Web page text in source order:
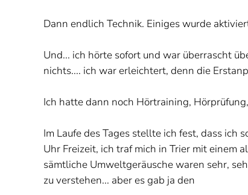
Dann endlich Technik. Einiges wurde
Und... ich hörte sofort und war überrascht
nichts.... ich war erleichtert, denn die
Ich hatte dann noch Hörtraining,
Im Laufe des Tages stellte ich fest, dass
Uhr Freizeit, ich traf mich in Trier mit einem
sämtliche Umweltgeräusche waren sehr,
zu verstehen... aber es gab ja den